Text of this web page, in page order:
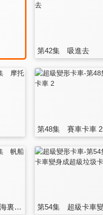
第42集 吸進去
第48集 賽車卡車 2
第53集 帆船鮑比在海裏飄遠了